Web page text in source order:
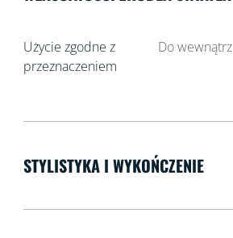
Użycie zgodne z
przeznaczeniem
Do wewnątrz
STYLISTYKA I WYKOŃCZENIE